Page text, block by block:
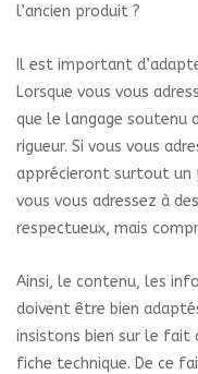
l’ancien produit ?
Il est important
Lorsque vous vous
que le langage soutenu
rigueur. Si vous vous
apprécieront surtout un
vous vous adressez à
respectueux, mais
Ainsi, le contenu, les
doivent être bien
insistons bien sur le fait
fiche technique. De ce